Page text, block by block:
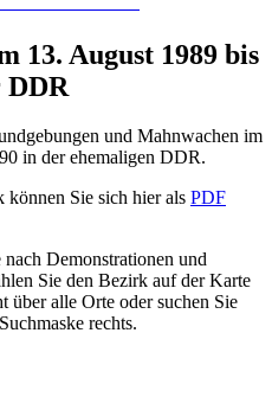
13. August 1989 bis
DDR
und Mahnwachen im
in der ehemaligen DDR.
können Sie sich hier als PDF
Demonstrationen und
Sie den Bezirk auf der Karte
über alle Orte oder suchen Sie
rechts.